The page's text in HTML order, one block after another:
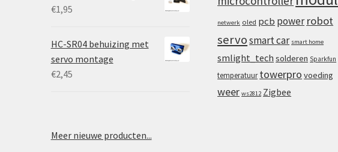
€1,95
HC-SR04 behuizing met
servo montage
€2,45
Meer nieuwe producten...
netwerk oled pcb power robot
servosmart car smart home
smlight_tech solderen Sparkfun
temperatuur towerpro voeding
weer ws2812 Zigbee